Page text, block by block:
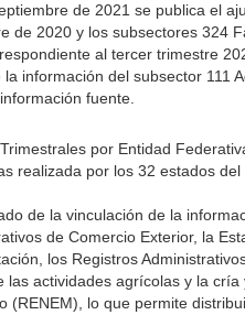
de 2021 se publica el
de 2020 y los subsectores 324
al tercer trimestre
la información del subsector 111
fuente.
por Entidad
realizada por los 32 estados del
de la vinculación de la
de Comercio Exterior, la
los Registros
las actividades agrícolas y la
(RENEM), lo que permite